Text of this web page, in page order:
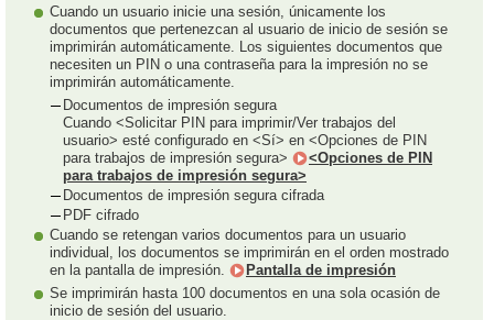
Cuando un usuario inicie una sesión, únicamente los
documentos que pertenezcan al usuario de inicio de sesión se
imprimirán automáticamente. Los siguientes documentos que
necesiten un PIN o una contraseña para la impresión no se
imprimirán automáticamente.
Documentos de impresión segura
Cuando <Solicitar PIN para imprimir/Ver trabajos del
usuario> esté configurado en <Sí> en <Opciones de PIN
para trabajos de impresión segura>
<Opciones de PIN
para trabajos de impresión segura>
Documentos de impresión segura cifrada
PDF cifrado
Cuando se retengan varios documentos para un usuario
individual, los documentos se imprimirán en el orden mostrado
en la pantalla de impresión.
Pantalla de impresión
Se imprimirán hasta 100 documentos en una sola ocasión de
inicio de sesión del usuario.